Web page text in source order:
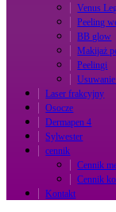
Venus
Peeling
BB glow
Makijaż
Peelingi
Laser frakcyjny
Osocze
Dermapen 4
Sylwester
cennik
Cennik
Cennik
Kontakt